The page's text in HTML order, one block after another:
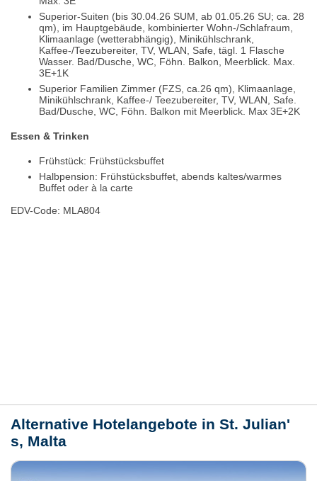
Superior-Suiten (bis 30.04.26 SUM, ab 01.05.26 SU; ca. 28
qm), im Hauptgebäude, kombinierter Wohn-/Schlafraum,
Klimaanlage (wetterabhängig), Minikühlschrank,
Kaffee-/Teezubereiter, TV, WLAN, Safe, tägl. 1 Flasche
Wasser. Bad/Dusche, WC, Föhn. Balkon, Meerblick. Max.
3E+1K
Superior Familien Zimmer (FZS, ca.26 qm), Klimaanlage,
Minikühlschrank, Kaffee-/ Teezubereiter, TV, WLAN, Safe.
Bad/Dusche, WC, Föhn. Balkon mit Meerblick. Max 3E+2K
Essen & Trinken
Frühstück: Frühstücksbuffet
Halbpension: Frühstücksbuffet, abends kaltes/warmes
Buffet oder à la carte
EDV-Code: MLA804
Alternative Hotelangebote in St. Julian'
s, Malta